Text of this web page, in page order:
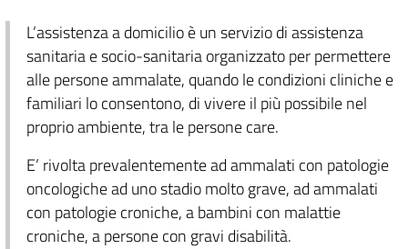
L’assistenza a domicilio è un servizio di assistenza
sanitaria e socio-sanitaria organizzato per permettere
alle persone ammalate, quando le condizioni cliniche e
familiari lo consentono, di vivere il più possibile nel
proprio ambiente, tra le persone care.
E’ rivolta prevalentemente ad ammalati con patologie
oncologiche ad uno stadio molto grave, ad ammalati
con patologie croniche, a bambini con malattie
croniche, a persone con gravi disabilità.